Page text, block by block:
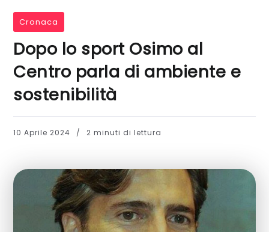
Cronaca
Dopo lo sport Osimo al
Centro parla di ambiente e
sostenibilità
10 Aprile 2024 2 minuti di lettura